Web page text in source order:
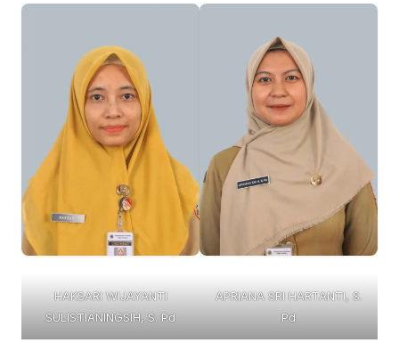
HAKSARI WIJAYANTI
SULISTIANINGSIH, S. Pd
APRIANA SRI HARTANTI, S.
Pd